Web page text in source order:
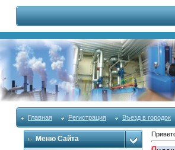
Главная Регистрация Въезд в городок
Меню Сайта